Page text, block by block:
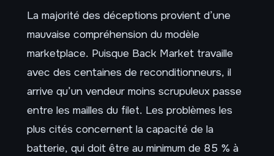
La majorité des déceptions provient d’une
mauvaise compréhension du modèle
marketplace. Puisque Back Market travaille
avec des centaines de reconditionneurs, il
arrive qu’un vendeur moins scrupuleux passe
entre les mailles du filet. Les problèmes les
plus cités concernent la capacité de la
batterie, qui doit être au minimum de 85 % à